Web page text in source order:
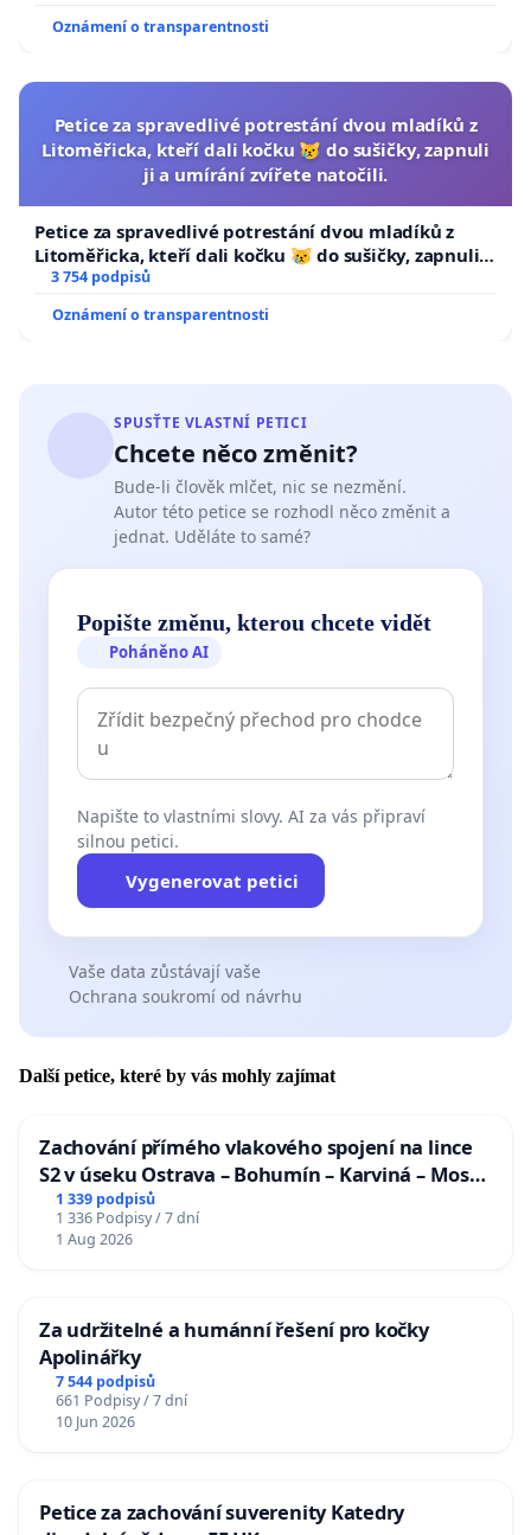
Oznámení o transparentnosti
Petice za spravedlivé potrestání dvou mladíků z
Litoměřicka, kteří dali kočku 😿 do sušičky, zapnuli
ji a umírání zvířete natočili.
Petice za spravedlivé potrestání dvou mladíků z
Litoměřicka, kteří dali kočku 😿 do sušičky, zapnuli ji
a umírání zvířete natočili.
3 754 podpisů
Oznámení o transparentnosti
SPUSŤTE VLASTNÍ PETICI
Chcete něco změnit?
Bude-li člověk mlčet, nic se nezmění.
Autor této petice se rozhodl něco změnit a
jednat. Uděláte to samé?
Popište změnu, kterou chcete vidět
Poháněno AI
Napište to vlastními slovy. AI za vás připraví
silnou petici.
Vygenerovat petici
Vaše data zůstávají vaše
Ochrana soukromí od návrhu
Další petice, které by vás mohly zajímat
Zachování přímého vlakového spojení na lince
S2 v úseku Ostrava – Bohumín – Karviná – Mosty
u Jablunkova
1 339 podpisů
1 336 Podpisy / 7 dní
1 Aug 2026
Za udržitelné a humánní řešení pro kočky
Apolinářky
7 544 podpisů
661 Podpisy / 7 dní
10 Jun 2026
Petice za zachování suverenity Katedry